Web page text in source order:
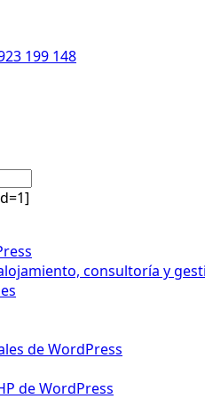
199 148
consultoría y
de WordPress
de WordPress